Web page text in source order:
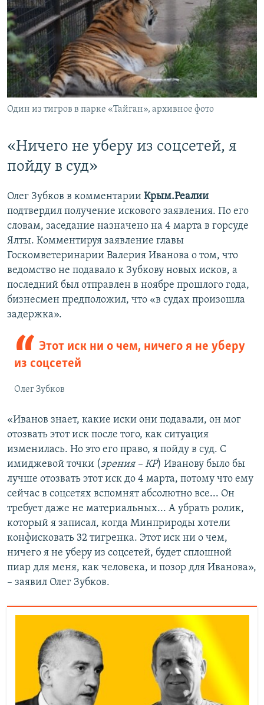
Один из тигров в парке «Тайган», архивное фото
«Ничего не уберу из соцсетей, я
пойду в суд»
Олег Зубков в комментарии Крым.Реалии
подтвердил получение искового заявления. По его
словам, заседание назначено на 4 марта в горсуде
Ялты. Комментируя заявление главы
Госкомветеринарии Валерия Иванова о том, что
ведомство не подавало к Зубкову новых исков, а
последний был отправлен в ноябре прошлого года,
бизнесмен предположил, что «в судах произошла
задержка».
Этот иск ни о чем, ничего я не уберу
из соцсетей
Олег Зубков
«Иванов знает, какие иски они подавали, он мог
отозвать этот иск после того, как ситуация
изменилась. Но это его право, я пойду в суд. С
имиджевой точки (зрения – КР) Иванову было бы
лучше отозвать этот иск до 4 марта, потому что ему
сейчас в соцсетях вспомнят абсолютно все... Он
требует даже не материальных... А убрать ролик,
который я записал, когда Минприроды хотели
конфисковать 32 тигренка. Этот иск ни о чем,
ничего я не уберу из соцсетей, будет сплошной
пиар для меня, как человека, и позор для Иванова»,
– заявил Олег Зубков.